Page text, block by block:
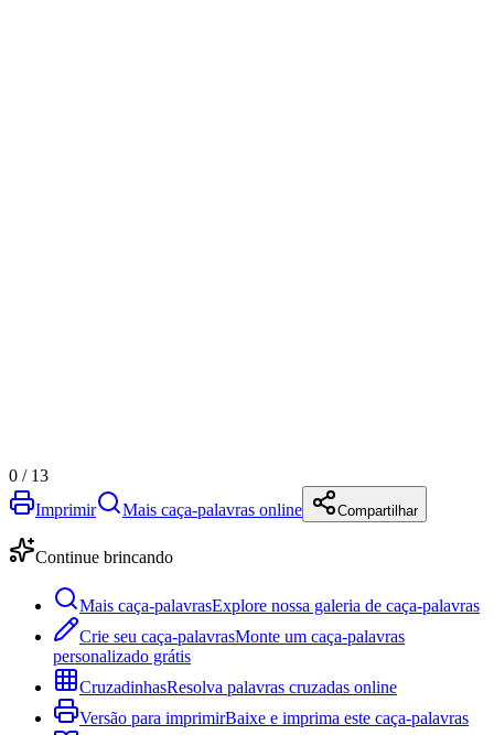
0 / 13
Imprimir
Mais caça-palavras online Compartilhar
Continue brincando
Mais caça-palavrasExplore nossa galeria de caça-palavras
Crie seu caça-palavrasMonte um caça-palavras
personalizado grátis
CruzadinhasResolva palavras cruzadas online
Versão para imprimirBaixe e imprima este caça-palavras